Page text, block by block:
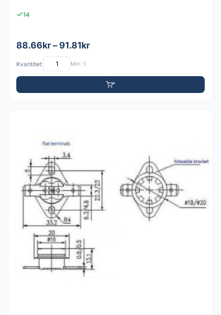
14
88.66kr – 91.81kr
Kvantitet: Min: 1